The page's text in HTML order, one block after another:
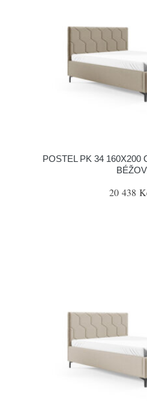
POSTEL PK 34 160X200
20 438